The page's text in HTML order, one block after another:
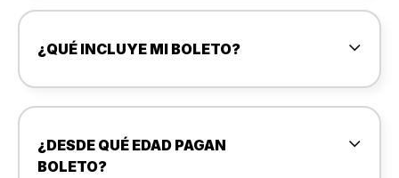
¿QUÉ INCLUYE MI BOLETO?
¿DESDE QUÉ EDAD PAGAN
BOLETO?